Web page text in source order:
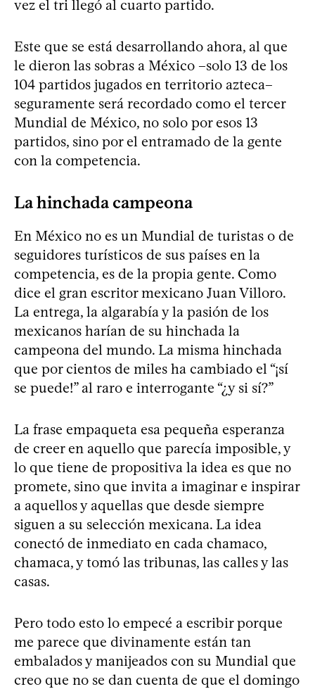
vez el tri llegó al cuarto partido.
Este que se está desarrollando ahora, al que
le dieron las sobras a México –solo 13 de los
104 partidos jugados en territorio azteca–
seguramente será recordado como el tercer
Mundial de México, no solo por esos 13
partidos, sino por el entramado de la gente
con la competencia.
La hinchada campeona
En México no es un Mundial de turistas o de
seguidores turísticos de sus países en la
competencia, es de la propia gente. Como
dice el gran escritor mexicano Juan Villoro.
La entrega, la algarabía y la pasión de los
mexicanos harían de su hinchada la
campeona del mundo. La misma hinchada
que por cientos de miles ha cambiado el “¡sí
se puede!” al raro e interrogante “¿y si sí?”
La frase empaqueta esa pequeña esperanza
de creer en aquello que parecía imposible, y
lo que tiene de propositiva la idea es que no
promete, sino que invita a imaginar e inspirar
a aquellos y aquellas que desde siempre
siguen a su selección mexicana. La idea
conectó de inmediato en cada chamaco,
chamaca, y tomó las tribunas, las calles y las
casas.
Pero todo esto lo empecé a escribir porque
me parece que divinamente están tan
embalados y manijeados con su Mundial que
creo que no se dan cuenta de que el domingo